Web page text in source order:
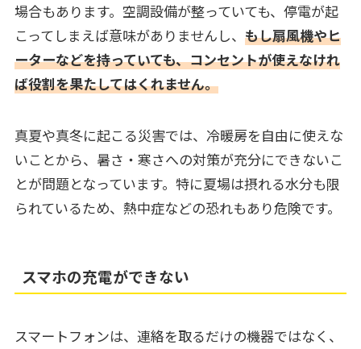
場合もあります。空調設備が整っていても、停電が起
こってしまえば意味がありませんし、 もし扇風機やヒ
ーターなどを持っていても、コンセントが使えなけれ
ば役割を果たしてはくれません。
真夏や真冬に起こる災害では、冷暖房を自由に使えな
いことから、暑さ・寒さへの対策が充分にできないこ
とが問題となっています。特に夏場は摂れる水分も限
られているため、熱中症などの恐れもあり危険です。
スマホの充電ができない
スマートフォンは、連絡を取るだけの機器ではなく、